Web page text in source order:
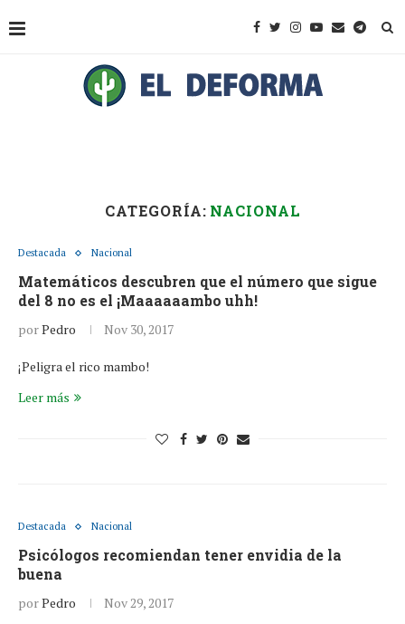
CATEGORÍA: NACIONAL
Destacada Nacional
Matemáticos descubren que el número que sigue
del 8 no es el ¡Maaaaaambo uhh!
porPedro Nov 30, 2017
¡Peligra el rico mambo!
Leer más
Destacada Nacional
Psicólogos recomiendan tener envidia de la
buena
porPedro Nov 29, 2017